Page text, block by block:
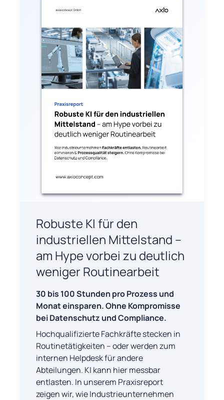
Robuste KI für den
industriellen Mittelstand –
am Hype vorbei zu deutlich
weniger Routinearbeit
30 bis 100 Stunden pro Prozess und
Monat einsparen. Ohne Kompromisse
bei Datenschutz und Compliance.
Hochqualifizierte Fachkräfte stecken in
Routinetätigkeiten – oder werden zum
internen Helpdesk für andere
Abteilungen. KI kann hier messbar
entlasten. In unserem Praxisreport
zeigen wir, wie Industrieunternehmen